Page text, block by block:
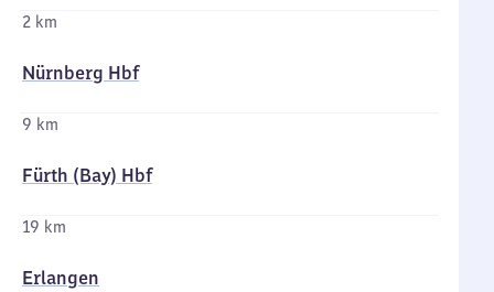
2 km
Nürnberg Hbf
9 km
Fürth (Bay) Hbf
19 km
Erlangen